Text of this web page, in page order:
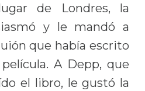
de Londres, la
y le mandó a
que había escrito
A Depp, que
el libro, le gustó la